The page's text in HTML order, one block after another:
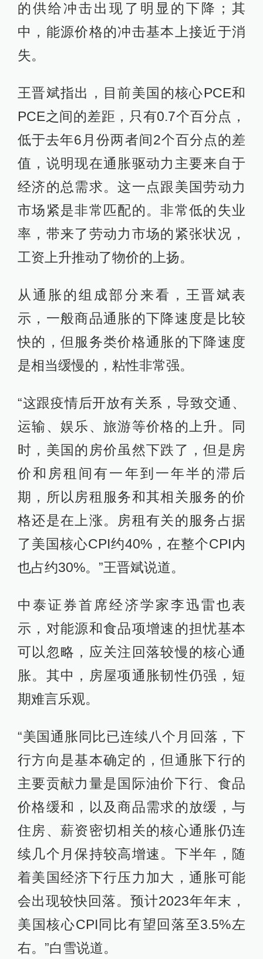
的供给冲击出现了明显的下降；其
中，能源价格的冲击基本上接近于消
失。
王晋斌指出，目前美国的核心PCE和
PCE之间的差距，只有0.7个百分点，
低于去年6月份两者间2个百分点的差
值，说明现在通胀驱动力主要来自于
经济的总需求。这一点跟美国劳动力
市场紧是非常匹配的。非常低的失业
率，带来了劳动力市场的紧张状况，
工资上升推动了物价的上扬。
从通胀的组成部分来看，王晋斌表
示，一般商品通胀的下降速度是比较
快的，但服务类价格通胀的下降速度
是相当缓慢的，粘性非常强。
“这跟疫情后开放有关系，导致交通、
运输、娱乐、旅游等价格的上升。同
时，美国的房价虽然下跌了，但是房
价和房租间有一年到一年半的滞后
期，所以房租服务和其相关服务的价
格还是在上涨。房租有关的服务占据
了美国核心CPI约40%，在整个CPI内
也占约30%。”王晋斌说道。
中泰证券首席经济学家李迅雷也表
示，对能源和食品项增速的担忧基本
可以忽略，应关注回落较慢的核心通
胀。其中，房屋项通胀韧性仍强，短
期难言乐观。
“美国通胀同比已连续八个月回落，下
行方向是基本确定的，但通胀下行的
主要贡献力量是国际油价下行、食品
价格缓和，以及商品需求的放缓，与
住房、薪资密切相关的核心通胀仍连
续几个月保持较高增速。下半年，随
着美国经济下行压力加大，通胀可能
会出现较快回落。预计2023年年末，
美国核心CPI同比有望回落至3.5%左
右。”白雪说道。